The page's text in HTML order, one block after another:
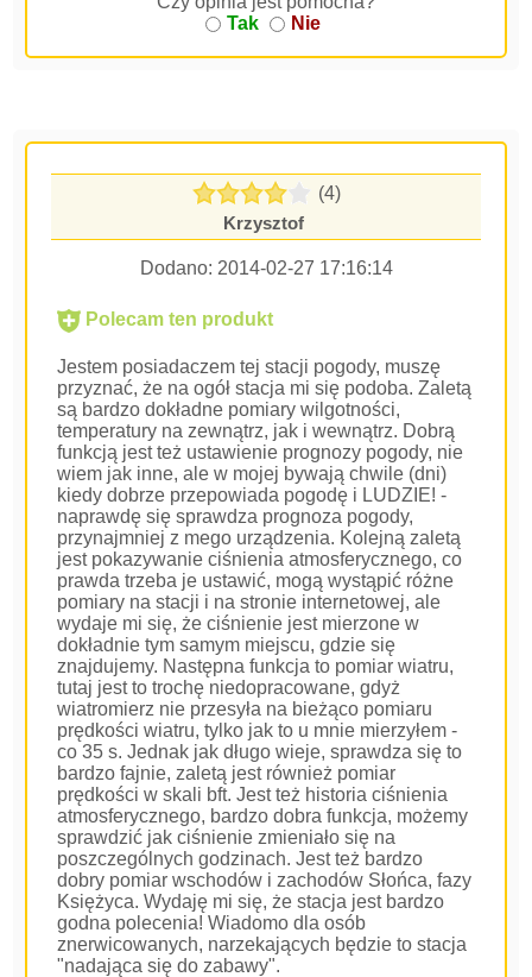
Tak
Nie
(4)
Krzysztof
Dodano: 2014-02-27 17:16:14
Polecam ten produkt
Jestem posiadaczem tej stacji pogody, muszę
przyznać, że na ogół stacja mi się podoba. Zaletą
są bardzo dokładne pomiary wilgotności,
temperatury na zewnątrz, jak i wewnątrz. Dobrą
funkcją jest też ustawienie prognozy pogody, nie
wiem jak inne, ale w mojej bywają chwile (dni)
kiedy dobrze przepowiada pogodę i LUDZIE! -
naprawdę się sprawdza prognoza pogody,
przynajmniej z mego urządzenia. Kolejną zaletą
jest pokazywanie ciśnienia atmosferycznego, co
prawda trzeba je ustawić, mogą wystąpić różne
pomiary na stacji i na stronie internetowej, ale
wydaje mi się, że ciśnienie jest mierzone w
dokładnie tym samym miejscu, gdzie się
znajdujemy. Następna funkcja to pomiar wiatru,
tutaj jest to trochę niedopracowane, gdyż
wiatromierz nie przesyła na bieżąco pomiaru
prędkości wiatru, tylko jak to u mnie mierzyłem -
co 35 s. Jednak jak długo wieje, sprawdza się to
bardzo fajnie, zaletą jest również pomiar
prędkości w skali bft. Jest też historia ciśnienia
atmosferycznego, bardzo dobra funkcja, możemy
sprawdzić jak ciśnienie zmieniało się na
poszczególnych godzinach. Jest też bardzo
dobry pomiar wschodów i zachodów Słońca, fazy
Księżyca. Wydaję mi się, że stacja jest bardzo
godna polecenia! Wiadomo dla osób
znerwicowanych, narzekających będzie to stacja
"nadająca się do zabawy".